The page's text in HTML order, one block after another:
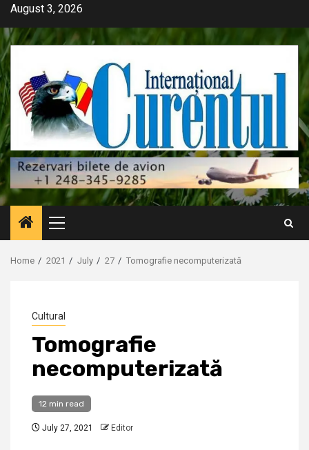
Skip
content
August 3, 2026
Primary
Menu
Home 2021 July 27 Tomografie necomputerizată
Cultural
Tomografie
necomputerizată
12 min read
July 27, 2021 Editor